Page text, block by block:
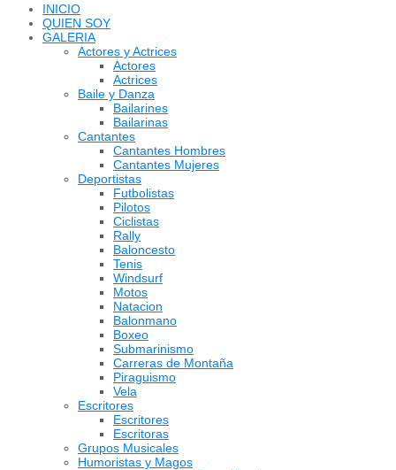
INICIO
QUIEN SOY
GALERIA
Actores y Actrices
Actores
Actrices
Baile y Danza
Bailarines
Bailarinas
Cantantes
Cantantes Hombres
Cantantes Mujeres
Deportistas
Futbolistas
Pilotos
Ciclistas
Rally
Baloncesto
Tenis
Windsurf
Motos
Natacion
Balonmano
Boxeo
Submarinismo
Carreras de Montaña
Piraguismo
Vela
Escritores
Escritores
Escritoras
Grupos Musicales
Humoristas y Magos